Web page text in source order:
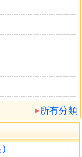
所有分類